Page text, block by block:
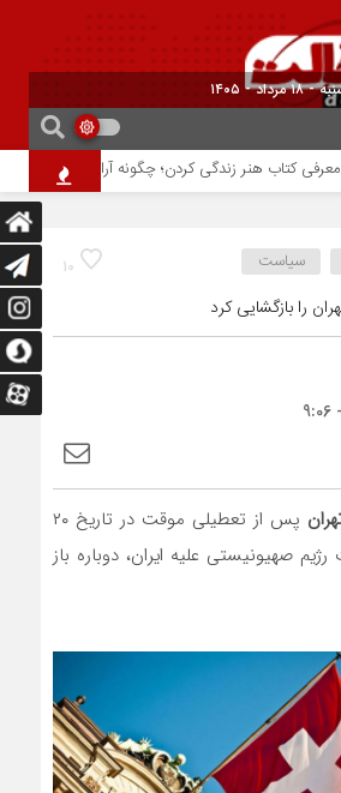
کتاب هنر زندگی کردن؛ چگونه آرام‌تر و آگاهانه‌تر
10 سیاست
را بازگشایی کرد
پس از تعطیلی موقت در تاریخ ۲۰
صهیونیستی علیه ایران، دوباره باز